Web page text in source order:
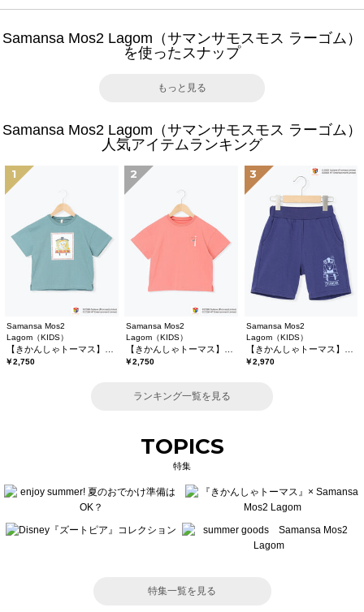
Samansa Mos2 Lagom（サマンサモスモス ラーゴム）
を使ったスナップ
もっと見る
Samansa Mos2 Lagom（サマンサモスモス ラーゴム）
人気アイテムランキング
1
Samansa Mos2
Lagom（KIDS）
￥2,750
2
Samansa Mos2
Lagom（KIDS）
￥2,750
3
Samansa Mos2
Lagom（KIDS）
￥2,970
ランキング一覧を見る
TOPICS
特集
特集一覧を見る